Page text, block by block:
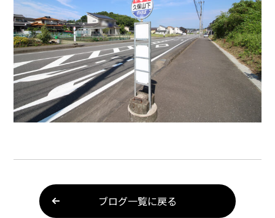
ブログ一覧に戻る